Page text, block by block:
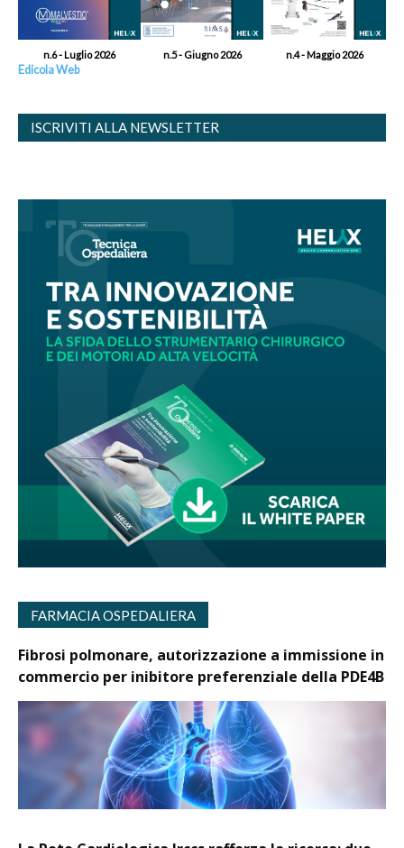
n.6 - Luglio 2026 n.5 - Giugno 2026 n.4 - Maggio 2026
Edicola Web
ISCRIVITI ALLA NEWSLETTER
FARMACIA OSPEDALIERA
Fibrosi polmonare, autorizzazione a immissione in
commercio per inibitore preferenziale della PDE4B